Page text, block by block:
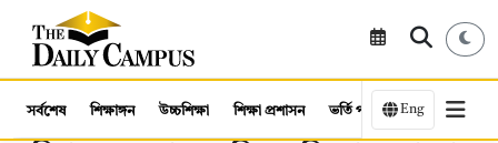
সর্বশেষ শিক্ষাঙ্গন উচ্চশিক্ষা শিক্ষা প্রশাসন ভর্তি পরীক্ষা কর্মসংস্থান
Eng